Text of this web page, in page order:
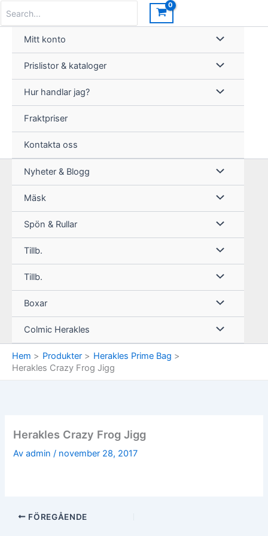
innehåll
for:
Mitt konto
Prislistor & kataloger
Hur handlar jag?
Fraktpriser
Kontakta oss
Nyheter & Blogg
Mäsk
Spön & Rullar
Tillb.
Tillb.
Boxar
Colmic Herakles
Hem Produkter
Herakles Prime Bag
Herakles Crazy Frog Jigg
Herakles Crazy Frog Jigg
Avadmin/ november 28, 2017
FÖREGÅENDE